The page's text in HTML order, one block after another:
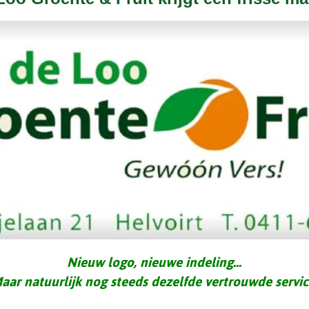
Nieuw logo, nieuwe indeling…
natuurlijk nog steeds dezelfde vertrouwde